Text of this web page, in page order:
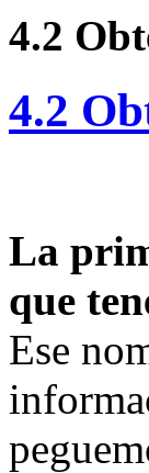
4.2
4.2
La
que
Ese